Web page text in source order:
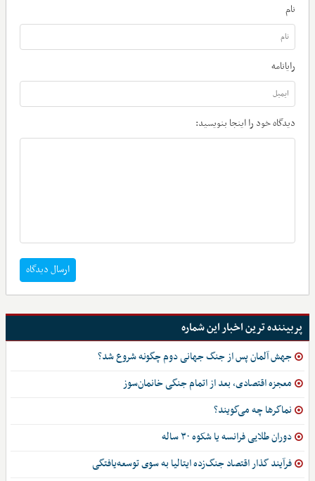
نام
رایانامه
دیدگاه خود را اینجا بنویسید:
ارسال دیدگاه
پربیننده ترین اخبار این شماره
جهش آلمان پس از جنگ جهانی دوم چگونه شروع شد؟
معجزه اقتصادی، بعد از اتمام جنگی خانمان‌سوز
نماگرها چه می‌گویند؟
دوران طلایی فرانسه یا شکوه ۳۰ ساله
فرآیند گذار اقتصاد جنگ‌زده ایتالیا به سوی توسعه‌یافتگی